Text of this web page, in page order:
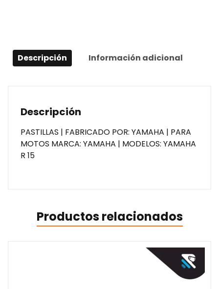
Descripción Información adicional
Descripción
PASTILLAS | FABRICADO POR: YAMAHA | PARA
MOTOS MARCA: YAMAHA | MODELOS: YAMAHA
R 15
Productos relacionados